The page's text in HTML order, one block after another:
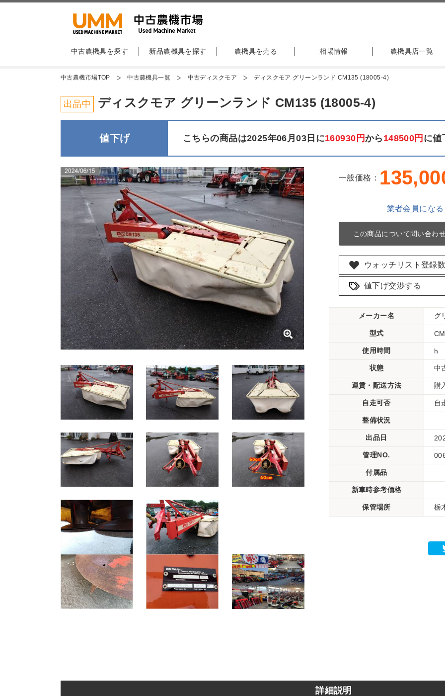
中古農機具を探す 新品農機具を探す 農機具を売る 相場情報 農機具店一覧
中古農機市場TOP 中古農機具一覧 中古ディスクモア ディスクモア グリーンランド CM135 (18005-4)
出品中 ディスクモア グリーンランド CM135 (18005-4)
値下げ こちらの商品は2025年06月03日に160930円から 148500円 に値
一般価格：
業者会員にな
この商品について問い合わ
ウォッチリスト登録数
値下げ交渉する
メーカー名 グ
型式
使用時間 h
状態 中
運賃・配送方法 購
自走可否 自
整備状況
出品日
管理NO.
付属品
新車時参考価格
保管場所 栃
詳細説明